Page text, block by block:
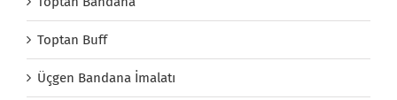
Toptan Buff
Üçgen Bandana İmalatı